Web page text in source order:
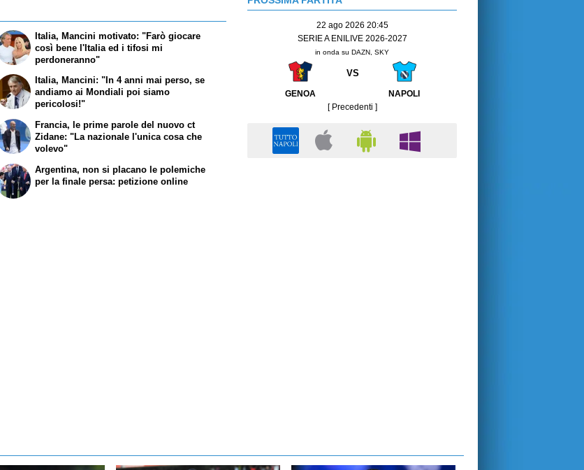
Italia, Mancini motivato: "Farò giocare
così bene l'Italia ed i tifosi mi
perdoneranno"
Italia, Mancini: "In 4 anni mai perso, se
andiamo ai Mondiali poi siamo
pericolosi!"
Francia, le prime parole del nuovo ct
Zidane: "La nazionale l'unica cosa che
volevo"
Argentina, non si placano le polemiche
per la finale persa: petizione online
22 ago 2026 20:45
SERIE A ENILIVE 2026-2027
in onda su DAZN, SKY
VS
GENOA
NAPOLI
[ Precedenti ]